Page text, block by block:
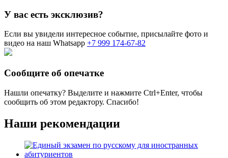
У вас есть эксклюзив?
Если вы увидели интересное событие, присылайте фото и
видео на наш Whatsapp +7 999 174-67-82
Сообщите об опечатке
Нашли опечатку? Выделите и нажмите Ctrl+Enter, чтобы
сообщить об этом редактору. Спасибо!
Наши рекомендации